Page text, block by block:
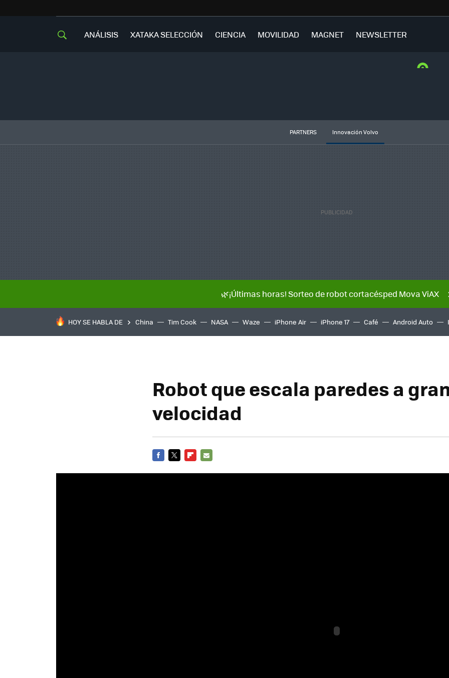
ANÁLISIS XATAKA SELECCIÓN CIENCIA MOVILIDAD MAGNET NEWSLETTER
PARTNERS Innovación Volvo
🌿¡Últimas horas! Sorteo de robot cortacésped Mova ViAX
HOY SE HABLA DE China Tim Cook NASA Waze iPhone Air iPhone 17 Café Android Auto
Robot que escala paredes a
velocidad